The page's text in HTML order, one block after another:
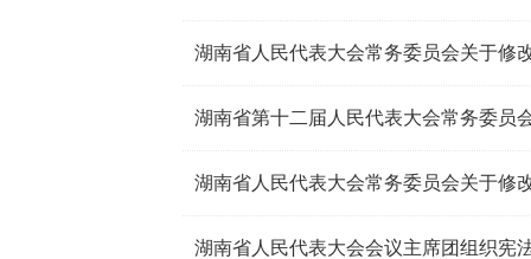
湖南省第十二届人民代表大会常务委员
湖南省人民代表大会会议主席团组织宪